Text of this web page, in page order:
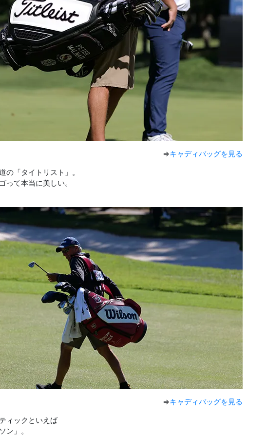
⇒キャディバッグを見る
の「タイトリスト」。
って本当に美しい。
⇒キャディバッグを見る
ィックといえば
ン」。